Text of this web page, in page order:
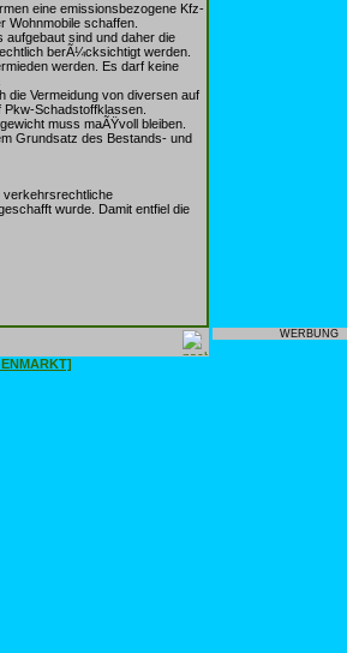
eine emissionsbezogene Kfz-
Wohnmobile schaffen.
sind und daher die
berÃ¼cksichtigt werden.
werden. Es darf keine
die Vermeidung von diversen auf
Schadstoffklassen.
muss maÃŸvoll bleiben.
Grundsatz des Bestands- und
verkehrsrechtliche
wurde. Damit entfiel die
WERBUNG